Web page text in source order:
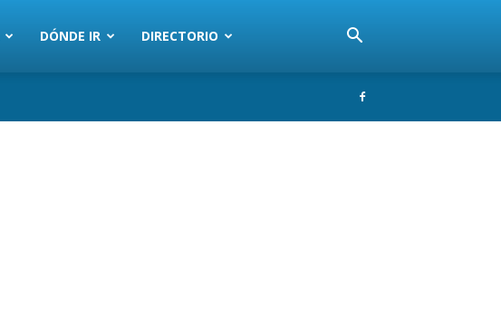
DÓNDE IR DIRECTORIO